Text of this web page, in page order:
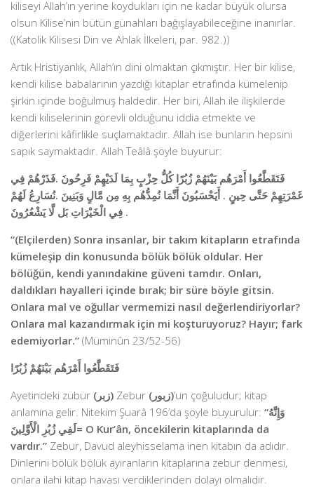
kiliseyi Allah’ın yerine koydukları için ne kadar büyük olursa
olsun Kilise’nin bütün günahları bağışlayabileceğine inanırlar.
((Katolik Kilisesi Din ve Ahlak İlkeleri, par. 982.))
Artık Hristiyanlık, Allah’ın dini olmaktan çıkmıştır. Her bir kilise,
kendi kilise babalarının yazdığı kitaplar etrafında kümelenip
şirkin içinde boğulmuş haldedir. Her biri, Allah ile ilişkilerde
kendi kiliselerinin görevli olduğunu iddia etmekte ve
diğerlerini kâfirlikle suçlamaktadır. Allah ise bunların hepsini
sapık saymaktadır. Allah Teâlâ şöyle buyurur:
فَتَقَطَّعُوا أَمْرَهُم بَيْنَهُمْ زُبُرًا كُلُّ حِزْبٍ بِمَا لَدَيْهِمْ فَرِحُونَ .فَذَرْهُمْ فِي
غَمْرَتِهِمْ حَتَّى حِينٍ . أَيَحْسَبُونَ أَنَّمَا نُمِدُّهُم بِهِ مِن مَّالٍ وَبَنِينَ .نُسَارِعُ لَهُمْ
فِي الْخَيْرَاتِ بَل لَّا يَشْعُرُونَ .
“(Elçilerden) Sonra insanlar, bir takım kitapların etrafında
kümeleşip din konusunda bölük bölük oldular. Her
bölüğün, kendi yanındakine güveni tamdır. Onları,
daldıkları hayalleri içinde bırak; bir süre böyle gitsin.
Onlara mal ve oğullar vermemizi nasıl değerlendiriyorlar?
Onlara mal kazandırmak için mi koşturuyoruz? Hayır; fark
edemiyorlar.” (Müminûn 23/52-56)
فَتَقَطَّعُوا أَمْرَهُم بَيْنَهُمْ زُبُرًا
Ayetindeki zübür
(زبر) Zebur (زبور)’un çoğuludur; kitap
anlamına gelir. Nitekim Şuarâ 196’da şöyle buyurulur: “وَإِنَّهُ
لَفِي زُبُرِ الْأَوَّلِينَ= O Kur’ân, öncekilerin kitaplarında da
vardır.” Zebur, Davud aleyhisselama inen kitabın da adıdır.
Dinlerini bölük bölük ayıranların kitaplarına zebur denmesi,
onlara ilahi kitap havası verdiklerinden dolayı olmalıdır.